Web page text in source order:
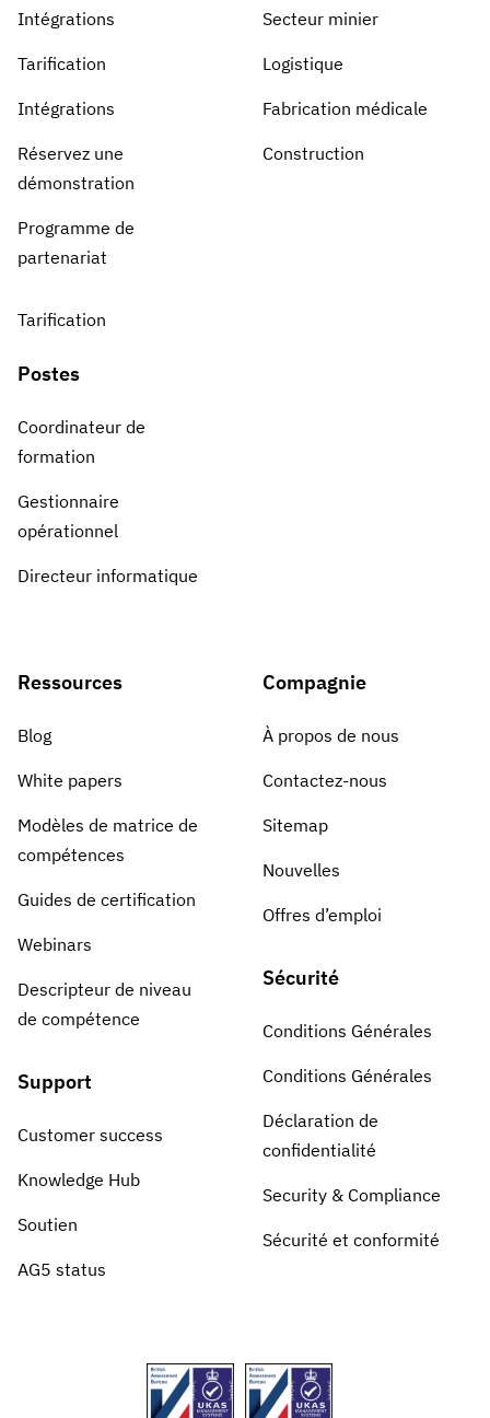
Intégrations
Tarification
Intégrations
Réservez une
démonstration
Programme de
partenariat
Tarification
Postes
Coordinateur de
formation
Gestionnaire
opérationnel
Directeur informatique
Secteur minier
Logistique
Fabrication médicale
Construction
Ressources
Blog
White papers
Modèles de matrice de
compétences
Guides de certification
Webinars
Descripteur de niveau
de compétence
Support
Customer success
Knowledge Hub
Soutien
AG5 status
Compagnie
À propos de nous
Contactez-nous
Sitemap
Nouvelles
Offres d’emploi
Sécurité
Conditions Générales
Conditions Générales
Déclaration de
confidentialité
Security & Compliance
Sécurité et conformité